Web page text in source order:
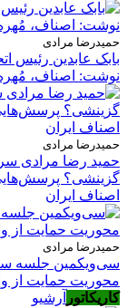
حمیدرضا مرادی
بابک عابدین رئیس
نوشت: اصناف، مُهره
حمیدرضا مرادی
حمید رضا مرادی
گزینشی؟ پرسش‌هایی
اصناف ایران
حمیدرضا مرادی
سی‌ویکمین جلسه
محوریت حمایت از
کاریکاتور آرشیو